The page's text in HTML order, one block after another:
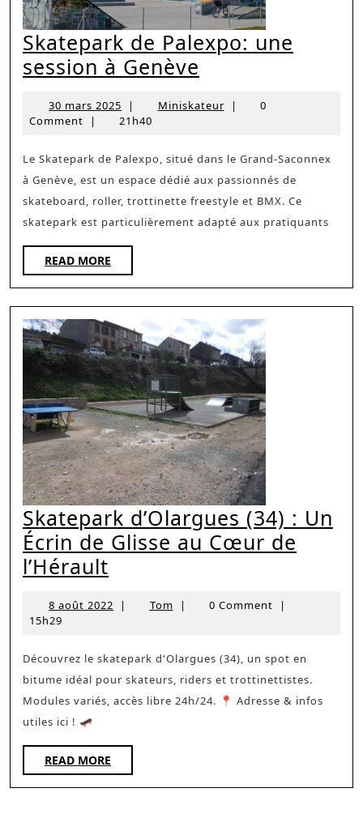
Skatepark de Palexpo: une
session à Genève
Palexpo:
session
à
Genève
30 mars 2025 30
mars
| MiniskateurMiniskateur
|
0
Comment
| 21h40
Le Skatepark de Palexpo, situé dans le Grand-Saconnex
à Genève, est un espace dédié aux passionnés de
skateboard, roller, trottinette freestyle et BMX. Ce
skatepark est particulièrement adapté aux pratiquants
READ MORE
MORE
Skatepark d’Olargues (34) : Un
Écrin de Glisse au Cœur de
l’Hérault
(34)
Un
Écrin
de
au
Cœur
8 août 2022 | TomTom
| 0 Comment
|
15h29
Découvrez le skatepark d'Olargues (34), un spot en
bitume idéal pour skateurs, riders et trottinettistes.
Modules variés, accès libre 24h/24. 📍 Adresse & infos
utiles ici ! 🛹
READ MORE
MORE